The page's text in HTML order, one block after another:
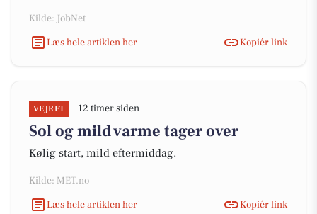
Kilde: JobNet
Læs hele artiklen her
Kopiér link
VEJRET 12 timer siden
Sol og mild varme tager over
Kølig start, mild eftermiddag.
Kilde: MET.no
Læs hele artiklen her
Kopiér link